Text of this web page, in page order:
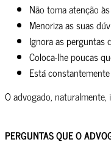
Não toma atenção
Menoriza as suas
Ignora as perguntas
Coloca-lhe poucas
Está
O advogado,
PERGUNTAS QUE O